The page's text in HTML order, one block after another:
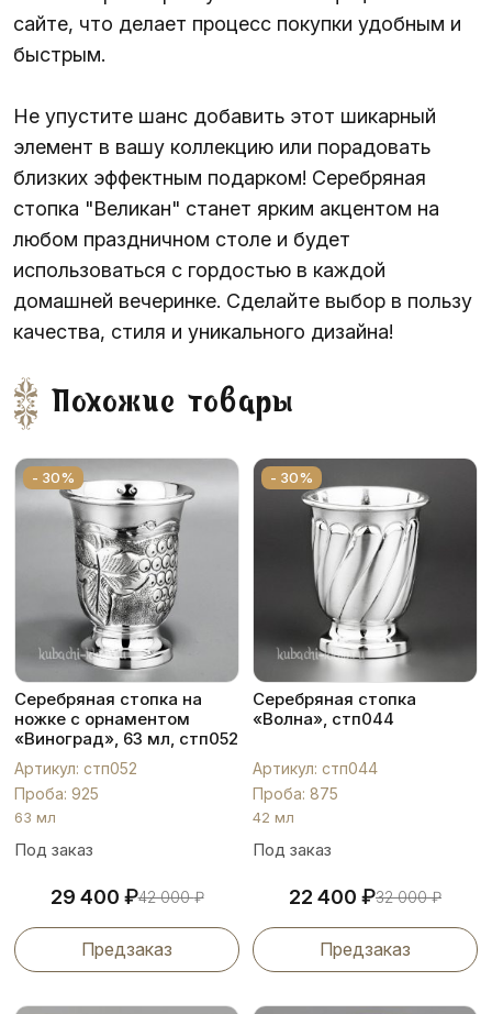
сайте, что делает процесс покупки удобным и
быстрым.
Не упустите шанс добавить этот шикарный
элемент в вашу коллекцию или порадовать
близких эффектным подарком! Серебряная
стопка "Великан" станет ярким акцентом на
любом праздничном столе и будет
использоваться с гордостью в каждой
домашней вечеринке. Сделайте выбор в пользу
качества, стиля и уникального дизайна!
Похожие товары
- 30%
Серебряная стопка на
ножке с орнаментом
«Виноград», 63 мл, стп052
Артикул: стп052
Проба: 925
63 мл
Под заказ
29 400 ₽42 000₽
Предзаказ
- 30%
Серебряная стопка
«Волна», стп044
Артикул: стп044
Проба: 875
42 мл
Под заказ
22 400 ₽32 000₽
Предзаказ